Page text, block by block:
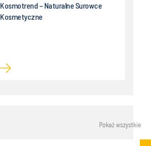
Kosmotrend – Naturalne Surowce
Kosmetyczne
Pokaż wszystkie